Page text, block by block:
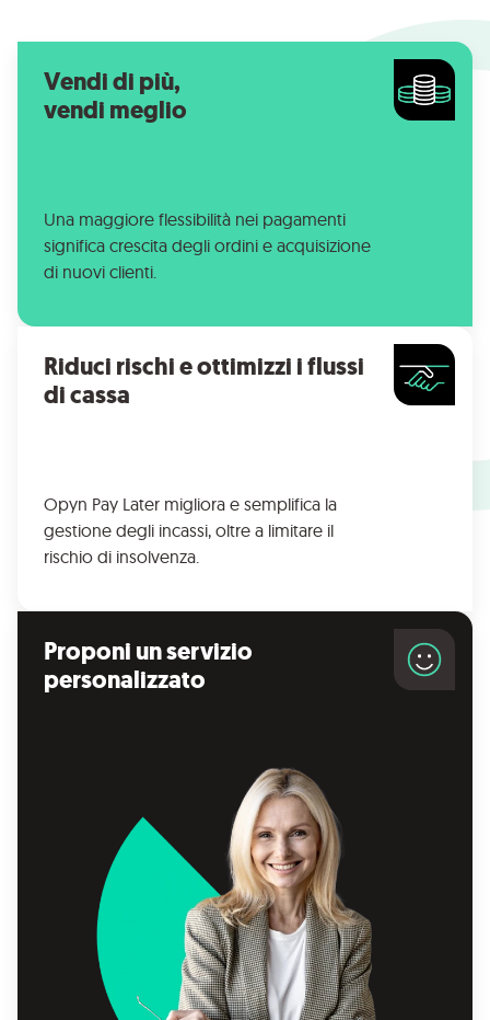
Vendi di più,
vendi meglio
Una maggiore flessibilità nei pagamenti
significa crescita degli ordini e acquisizione
di nuovi clienti.
Riduci rischi e ottimizzi i flussi
di cassa
Opyn Pay Later migliora e semplifica la
gestione degli incassi, oltre a limitare il
rischio di insolvenza.
Proponi un servizio
personalizzato